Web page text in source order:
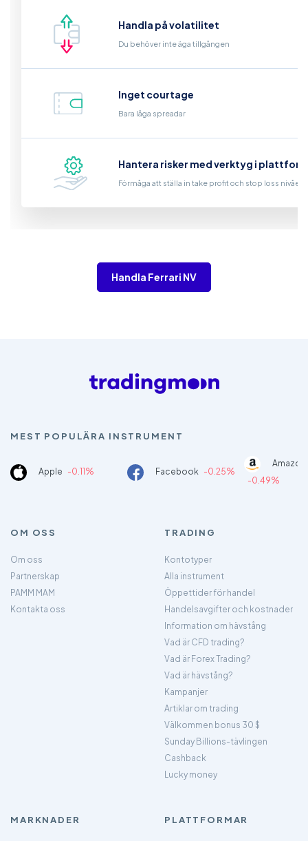
Handla på volatilitet
Du behöver inte äga tillgången
Inget courtage
Bara låga spreadar
Hantera risker med verktyg i
Förmåga att ställa in take profit och stop loss nivåer
Handla Ferrari NV
MEST POPULÄRA INSTRUMENT
Apple -0.11% Facebook -0.25%
-0.49%
OM OSS
Om oss
Partnerskap
PAMM MAM
Kontakta oss
TRADING
Kontotyper
Alla instrument
Öppettider för handel
Handelsavgifter och kostnader
Information om hävstång
Vad är CFD trading?
Vad är Forex Trading?
Vad är hävstång?
Kampanjer
Artiklar om trading
Välkommen bonus 30 $
Sunday Billions-tävlingen
Cashback
Lucky money
MARKNADER PLATTFORMAR